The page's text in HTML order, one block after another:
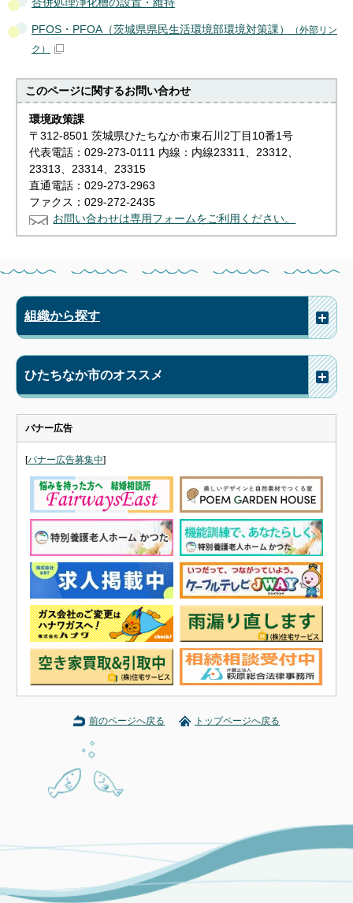
合併処理浄化槽の設置・維持
PFOS・PFOA（茨城県県民生活環境部環境対策課）
（外部リン
ク）
このページに関するお問い合わせ
環境政策課
〒312-8501 茨城県ひたちなか市東石川2丁目10番1号
代表電話：029-273-0111 内線：内線23311、23312、
23313、23314、23315
直通電話：029-273-2963
ファクス：029-272-2435
お問い合わせは専用フォームをご利用ください。
組織から探す
ひたちなか市のオススメ
バナー広告
[バナー広告募集中]
前のページへ戻る トップページへ戻る